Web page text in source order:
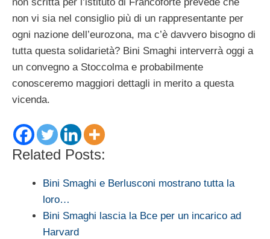
non vi sia nel consiglio più di un rappresentante per
ogni nazione dell’eurozona, ma c’è davvero bisogno di
tutta questa solidarietà? Bini Smaghi interverrà oggi a
un convegno a Stoccolma e probabilmente
conosceremo maggiori dettagli in merito a questa
vicenda.
Related Posts:
Bini Smaghi e Berlusconi mostrano tutta la
loro…
Bini Smaghi lascia la Bce per un incarico ad
Harvard